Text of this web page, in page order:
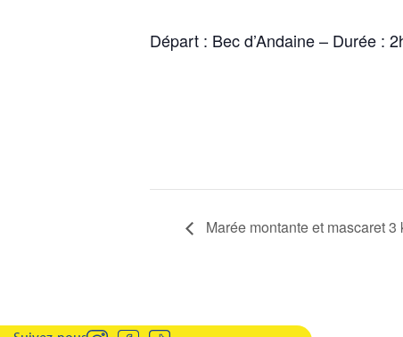
Départ : Bec d’Andaine – Durée :
Marée montante et mascaret 3